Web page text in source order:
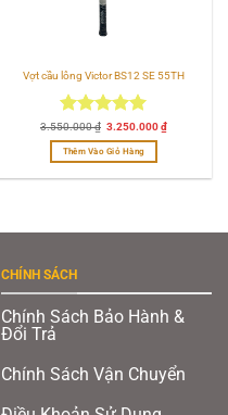
Vợt cầu lông Victor BS12 SE 55TH
Được xếp
hạng5.00
5 sao
3.550.000₫ Giá
là:
3.550.000 ₫.
3.250.000₫Giá
hiện
Thêm Vào Giỏ Hàng
CHÍNH SÁCH
Chính Sách Bảo Hành &
Đổi Trả
Chính Sách Vận Chuyển